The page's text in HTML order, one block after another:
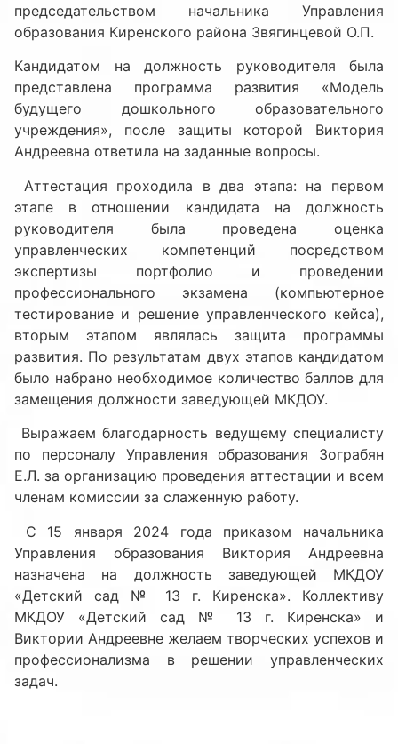
председательством начальника Управления
образования Киренского района Звягинцевой О.П.
Кандидатом на должность руководителя была
представлена программа развития «Модель
будущего дошкольного образовательного
учреждения», после защиты которой Виктория
Андреевна ответила на заданные вопросы.
Аттестация проходила в два этапа: на первом
этапе в отношении кандидата на должность
руководителя была проведена оценка
управленческих компетенций посредством
экспертизы портфолио и проведении
профессионального экзамена (компьютерное
тестирование и решение управленческого кейса),
вторым этапом являлась защита программы
развития. По результатам двух этапов кандидатом
было набрано необходимое количество баллов для
замещения должности заведующей МКДОУ.
Выражаем благодарность ведущему специалисту
по персоналу Управления образования Зограбян
Е.Л. за организацию проведения аттестации и всем
членам комиссии за слаженную работу.
С 15 января 2024 года приказом начальника
Управления образования Виктория Андреевна
назначена на должность заведующей МКДОУ
«Детский сад № 13 г. Киренска». Коллективу
МКДОУ «Детский сад № 13 г. Киренска» и
Виктории Андреевне желаем творческих успехов и
профессионализма в решении управленческих
задач.